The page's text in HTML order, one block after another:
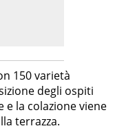
150 varietà
degli ospiti
e la colazione viene
terrazza.